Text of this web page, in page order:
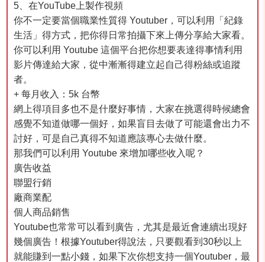
5、在YouTube上製作視頻
你不一定要當個職業性質得 Youtuber，可以利用「紀錄
生活」得方式，把你得日常拍攝下來上傳分享給大家看。
你可以利用 Youtube 這個平台把你想要表達得事情利用
影片傳達給大家，從中漸漸得建立起自己得粉絲或追蹤
者。
+ 每月收入：5k 台幣
網上得項目多也不是什麼好事情，大家在挑選得時候總會
感覺不知道做哪一個好，如果盲目去做了可能還會出力不
討好，可是自己真得不知道應該專心去做什麼。
那我們可以利用 Youtube 來增加哪些收入呢？
廣告收益
聯盟行銷
廠商業配
個人商品銷售
Youtube也常常可以看到廣告，尤其是最近會連續出現好
幾個廣告！根據Youtuber得說法，只要觀看到30秒以上
就能賺到一點小錢，如果下次你想支持一個Youtuber，最